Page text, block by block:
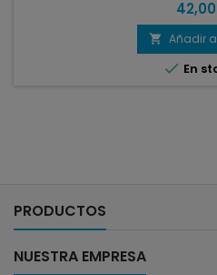
mezcladores. Las nuevas
son el formato más
mejorar tu rendimiento.
creatina monohidrato
pureza y
Precio
 Añadir
 En
PRODUCTOS
NUESTRA EMPRESA